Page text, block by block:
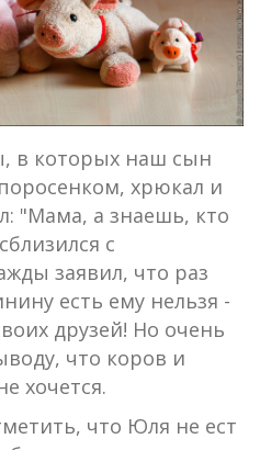
в которых наш сын
хрюкал и
"Мама, а знаешь, кто
с
заявил, что раз
есть ему нельзя -
друзей! Но очень
что коров и
хочется.
что Юля не ест